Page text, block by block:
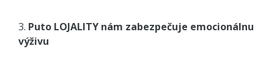
3. Puto LOJALITY nám zabezpečuje emocionálnu
výživu